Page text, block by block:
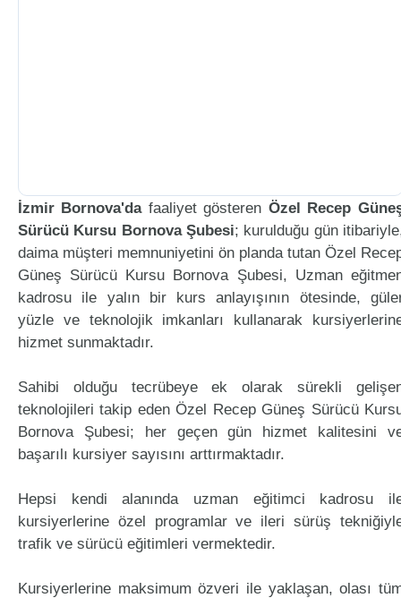
İzmir Bornova'dafaaliyet gösteren Özel Recep
Sürücü Kursu Bornova Şubesi; kurulduğu gün
daima müşteri memnuniyetini ön planda tutan Özel
Güneş Sürücü Kursu Bornova Şubesi, Uzman
kadrosu ile yalın bir kurs anlayışının ötesinde,
yüzle ve teknolojik imkanları kullanarak
hizmet sunmaktadır.
Sahibi olduğu tecrübeye ek olarak sürekli
teknolojileri takip eden Özel Recep Güneş Sürücü
Bornova Şubesi; her geçen gün hizmet kalitesini
başarılı kursiyer sayısını arttırmaktadır.
Hepsi kendi alanında uzman eğitimci kadrosu
kursiyerlerine özel programlar ve ileri sürüş
trafik ve sürücü eğitimleri vermektedir.
Kursiyerlerine maksimum özveri ile yaklaşan, olası